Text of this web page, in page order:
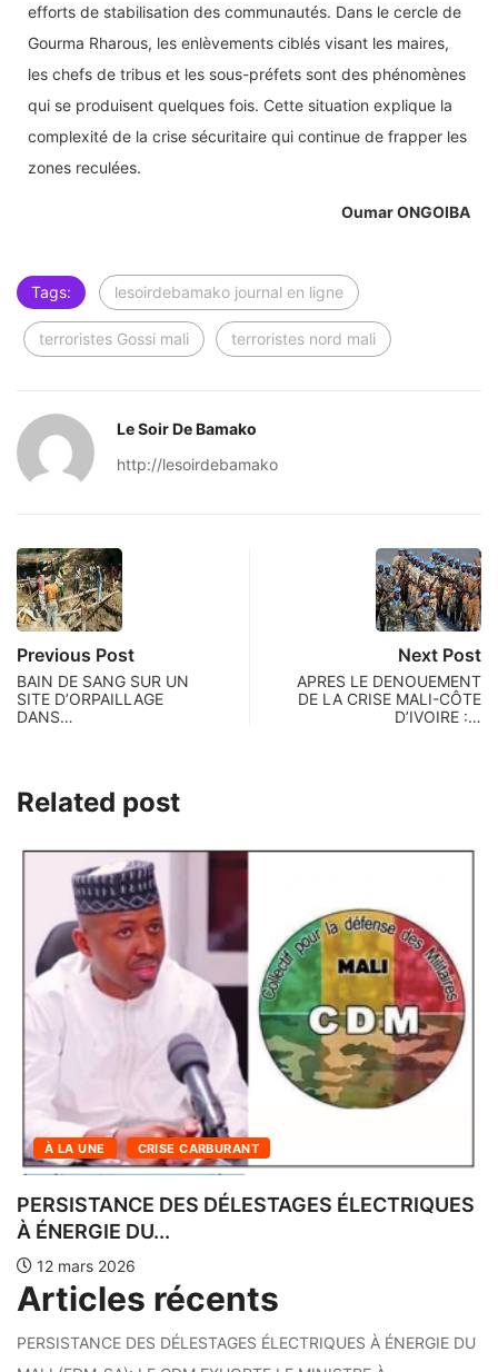
efforts de stabilisation des communautés. Dans le cercle de
Gourma Rharous, les enlèvements ciblés visant les maires,
les chefs de tribus et les sous-préfets sont des phénomènes
qui se produisent quelques fois. Cette situation explique la
complexité de la crise sécuritaire qui continue de frapper les
zones reculées.
Oumar ONGOIBA
Tags: lesoirdebamako journal en ligne
terroristes Gossi mali terroristes nord mali
Le Soir De Bamako
http://lesoirdebamako
Previous Post
BAIN DE SANG SUR UN
SITE D’ORPAILLAGE
DANS…
Next Post
APRES LE DENOUEMENT
DE LA CRISE MALI-CÔTE
D’IVOIRE :…
Related post
À LA UNE INFOS DU SOIR DE BAMAKO
LES LOGEMENTS SOCIAUX DE N’TABAKORO
SOUS HAUTE...
12 mars 2026
Articles récents
PERSISTANCE DES DÉLESTAGES ÉLECTRIQUES À ÉNERGIE DU